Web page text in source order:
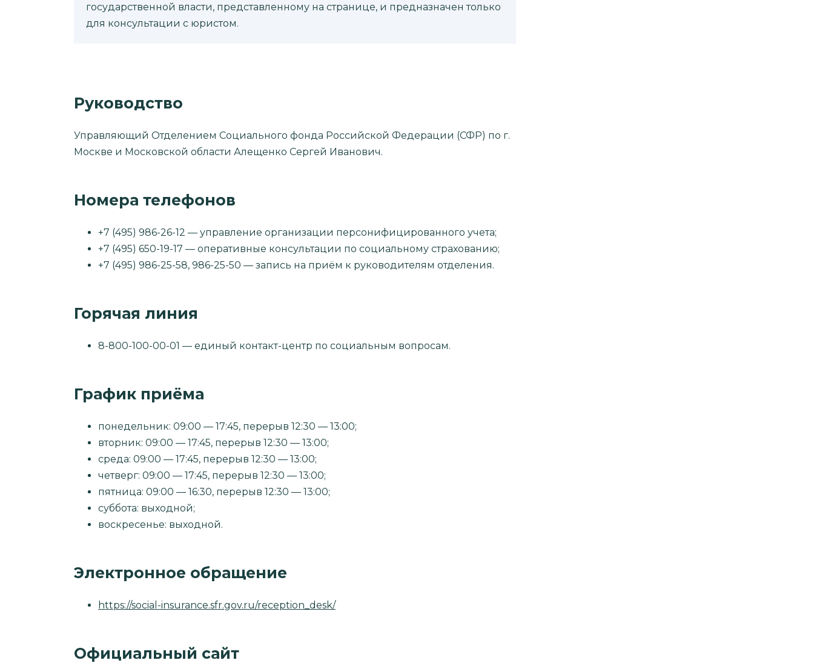
государственной власти, представленному на странице, и предназначен только
для консультации с юристом.
Руководство
Управляющий Отделением Социального фонда Российской Федерации (СФР) по г.
Москве и Московской области Алещенко Сергей Иванович.
Номера телефонов
+7 (495) 986-26-12 — управление организации персонифицированного учета;
+7 (495) 650-19-17 — оперативные консультации по социальному страхованию;
+7 (495) 986-25-58, 986-25-50 — запись на приём к руководителям отделения.
Горячая линия
8-800-100-00-01 — единый контакт-центр по социальным вопросам.
График приёма
понедельник: 09:00 — 17:45, перерыв 12:30 — 13:00;
вторник: 09:00 — 17:45, перерыв 12:30 — 13:00;
среда: 09:00 — 17:45, перерыв 12:30 — 13:00;
четверг: 09:00 — 17:45, перерыв 12:30 — 13:00;
пятница: 09:00 — 16:30, перерыв 12:30 — 13:00;
суббота: выходной;
воскресенье: выходной.
Электронное обращение
https://social-insurance.sfr.gov.ru/reception_desk/
Официальный сайт